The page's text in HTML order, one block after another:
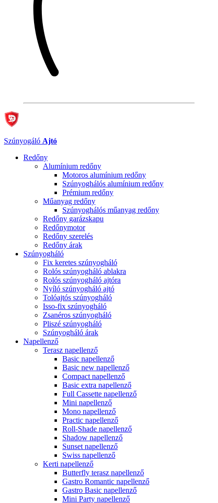
Szúnyogáló Ajtó
Redőny
Alumínium redőny
Motoros alumínium redőny
Szúnyoghálós alumínium redőny
Prémium redőny
Műanyag redőny
Szúnyoghálós műanyag redőny
Redőny garázskapu
Redőnymotor
Redőny szerelés
Redőny árak
Szúnyogháló
Fix keretes szúnyogháló
Rolós szúnyogháló ablakra
Rolós szúnyogháló ajtóra
Nyíló szúnyogháló ajtó
Tolóajtós szúnyogháló
Isso-fix szúnyogháló
Zsanéros szúnyogháló
Pliszé szúnyogháló
Szúnyogháló árak
Napellenző
Terasz napellenző
Basic napellenző
Basic new napellenző
Compact napellenző
Basic extra napellenző
Full Cassette napellenző
Mini napellenző
Mono napellenző
Practic napellenző
Roll-Shade napellenző
Shadow napellenző
Sunset napellenző
Swiss napellenző
Kerti napellenző
Butterfly terasz napellenző
Gastro Romantic napellenző
Gastro Basic napellenző
Mini Party napellenző